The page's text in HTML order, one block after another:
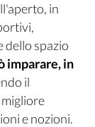
in
dello spazio
imparare, in
il
e nozioni.